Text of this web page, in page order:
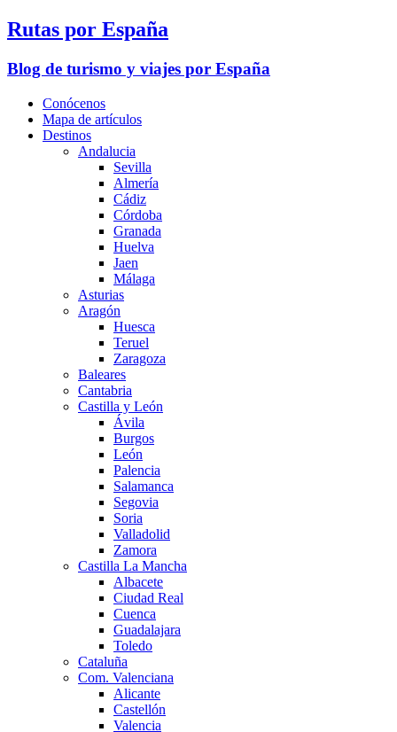
Rutas por España
Blog de turismo y viajes por España
Conócenos
Mapa de artículos
Destinos
Andalucia
Sevilla
Almería
Cádiz
Córdoba
Granada
Huelva
Jaen
Málaga
Asturias
Aragón
Huesca
Teruel
Zaragoza
Baleares
Cantabria
Castilla y León
Ávila
Burgos
León
Palencia
Salamanca
Segovia
Soria
Valladolid
Zamora
Castilla La Mancha
Albacete
Ciudad Real
Cuenca
Guadalajara
Toledo
Cataluña
Com. Valenciana
Alicante
Castellón
Valencia